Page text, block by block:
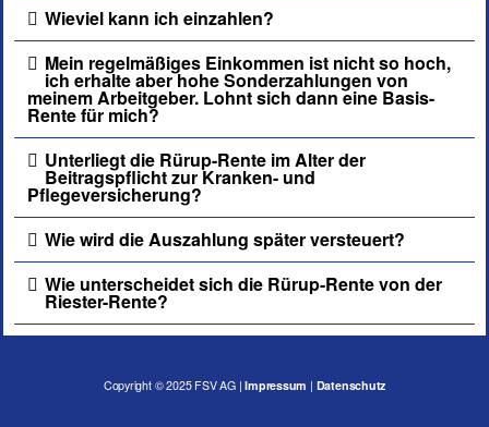
Wieviel kann ich einzahlen?
Mein regelmäßiges Einkommen ist nicht so hoch,
ich erhalte aber hohe Sonderzahlungen von
meinem Arbeitgeber. Lohnt sich dann eine Basis-
Rente für mich?
Unterliegt die Rürup-Rente im Alter der
Beitragspflicht zur Kranken- und
Pflegeversicherung?
Wie wird die Auszahlung später versteuert?
Wie unterscheidet sich die Rürup-Rente von der
Riester-Rente?
Copyright © 2025 FSV AG|Impressum | Datenschutz